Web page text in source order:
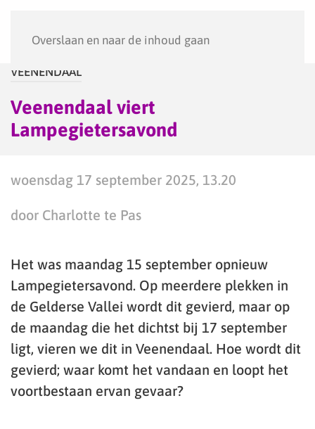
Overslaan en naar de inhoud gaan
VEENENDAAL
Veenendaal viert
Lampegietersavond
woensdag 17 september 2025, 13.20
door Charlotte te Pas
Het was maandag 15 september opnieuw
Lampegietersavond. Op meerdere plekken in
de Gelderse Vallei wordt dit gevierd, maar op
de maandag die het dichtst bij 17 september
ligt, vieren we dit in Veenendaal. Hoe wordt dit
gevierd; waar komt het vandaan en loopt het
voortbestaan ervan gevaar?